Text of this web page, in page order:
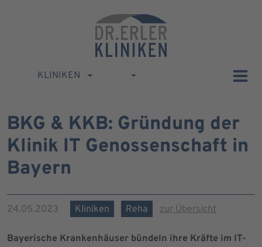
KLINIKEN
BKG & KKB: Gründung der
Klinik IT Genossenschaft in
Bayern
24.05.2023 Kliniken Reha zur Übersicht
Bayerische Krankenhäuser bündeln ihre Kräfte im IT-